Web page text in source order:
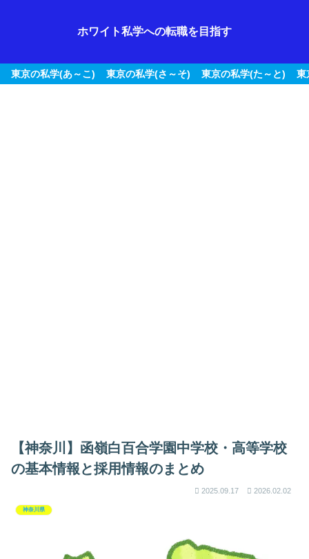
ホワイト私学への転職を目指す
東京の私学(あ～こ) 東京の私学(さ～そ) 東京の私学(た～と) 東
【神奈川】函嶺白百合学園中学校・高等学校
の基本情報と採用情報のまとめ
2025.09.17 2026.02.02
神奈川県